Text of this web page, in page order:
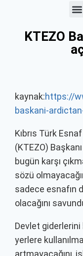
KTEZO
kaynak:https://
baskani-
Kıbrıs Türk
(KTEZO)
bugün karşı
sözü
sadece esnafın
olacağını
Devlet giderlerini
yerlere
artmayacağını,